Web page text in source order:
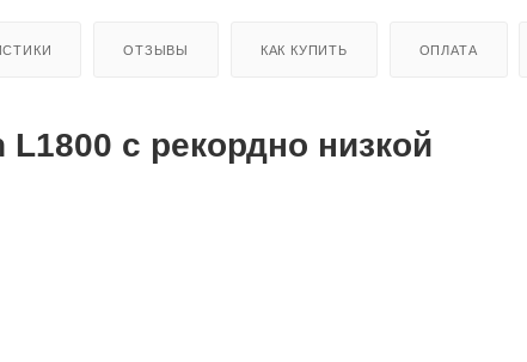
ОТЗЫВЫ КАК КУПИТЬ ОПЛАТА
с рекордно низкой